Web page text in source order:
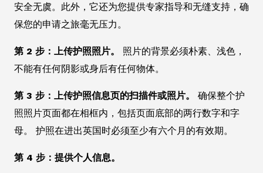
安全无虞。此外，它还为您提供专家指导和无缝支持，确
保您的申请之旅毫无压力。
第 2 步：上传护照照片。 照片的背景必须朴素、浅色，
不能有任何阴影或身后有任何物体。
第 3 步：上传护照信息页的扫描件或照片。 确保整个护
照照片页面都在相框内，包括页面底部的两行数字和字
母。 护照在进出英国时必须至少有六个月的有效期。
第 4 步：提供个人信息。